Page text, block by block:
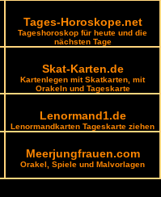
Tages-Horoskope.net
Tageshoroskop für heute und die
nächsten Tage
Skat-Karten.de
Kartenlegen mit Skatkarten, mit
Orakeln und Tageskarte
Lenormand1.de
Lenormandkarten Tageskarte ziehen
Meerjungfrauen.com
Orakel, Spiele und Malvorlagen